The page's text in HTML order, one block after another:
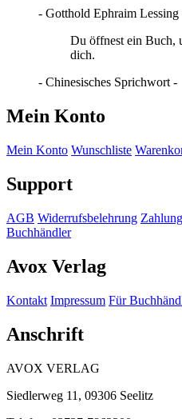
- Gotthold Ephraim Lessing
Du öffnest ein Buch,
dich.
- Chinesisches Sprichwort -
Mein Konto
Mein Konto Wunschliste
Support
AGB Widerrufsbelehrung
Buchhändler
Avox Verlag
Kontakt Impressum Für
Anschrift
AVOX VERLAG
Siedlerweg 11, 09306 Seelitz